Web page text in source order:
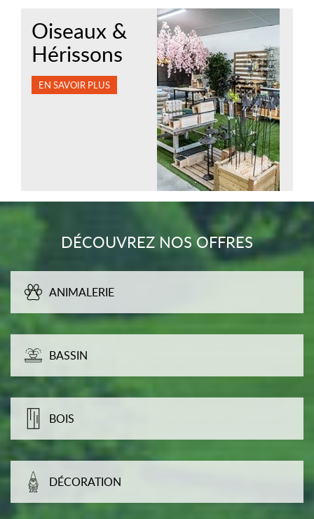
Oiseaux &
Hérissons
EN SAVOIR PLUS
DÉCOUVREZ NOS OFFRES
ANIMALERIE
BASSIN
BOIS
DÉCORATION